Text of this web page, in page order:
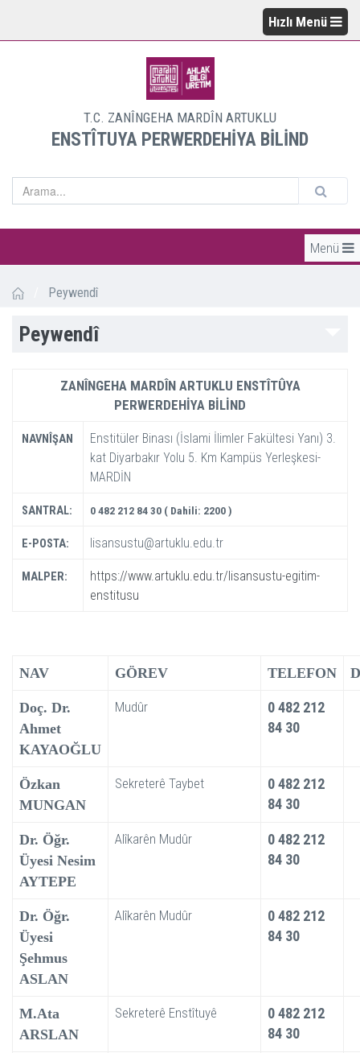
Hızlı Menü
T.C. ZANÎNGEHA MARDÎN ARTUKLU
ENSTÎTUYA PERWERDEHİYA BİLİND
Menü
Peywendî
Peywendî
ZANÎNGEHA MARDÎN ARTUKLU ENSTÎTÛYA
PERWERDEHİYA BİLİND
NAVNÎŞAN
Enstitüler Binası (İslami İlimler Fakültesi Yanı) 3.
kat Diyarbakır Yolu 5. Km Kampüs Yerleşkesi-
MARDİN
SANTRAL: 0 482 212 84 30 ( Dahili: 2200 )
E-POSTA: lisansustu@artuklu.edu.tr
MALPER:
https://www.artuklu.edu.tr/lisansustu-egitim-
enstitusu
NAV GÖREV TELEFON
Doç. Dr.
Ahmet
KAYAOĞLU
Mudûr
0 482 212
84 30
Özkan
MUNGAN
Sekreterê Taybet
0 482 212
84 30
Dr. Öğr.
Üyesi Nesim
AYTEPE
Alîkarên Mudûr
0 482 212
84 30
Dr. Öğr.
Üyesi
Şehmus
ASLAN
Alîkarên Mudûr
0 482 212
84 30
M.Ata
ARSLAN
Sekreterê Enstîtuyê
0 482 212
84 30